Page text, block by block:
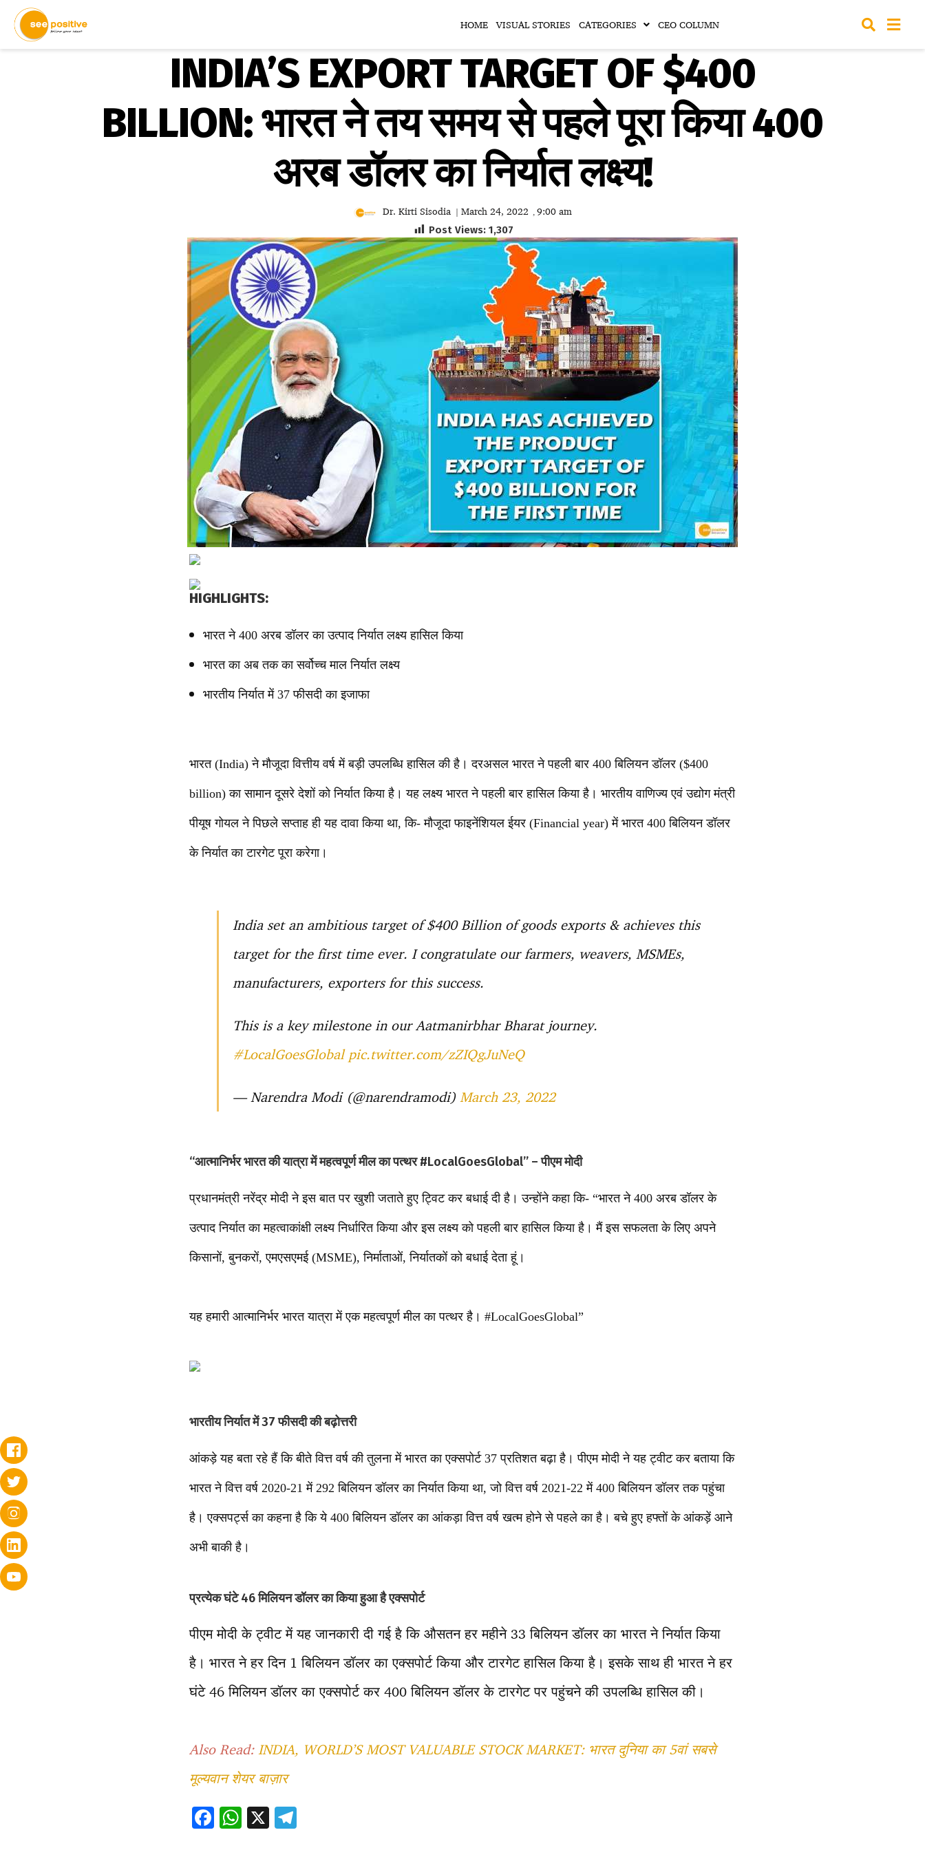
HOME VISUAL STORIES CATEGORIES CEO COLUMN
INDIA’S EXPORT TARGET OF $400
BILLION: भारत ने तय समय से पहले पूरा किया 400
अरब डॉलर का निर्यात लक्ष्य!
Dr. Kirti Sisodia | March 24, 2022 , 9:00 am
Post Views: 1,307
HIGHLIGHTS:
भारत ने 400 अरब डॉलर का उत्पाद निर्यात लक्ष्य हासिल किया
भारत का अब तक का सर्वोच्च माल निर्यात लक्ष्य
भारतीय निर्यात में 37 फीसदी का इजाफा
भारत (India) ने मौजूदा वित्तीय वर्ष में बड़ी उपलब्धि हासिल की है। दरअसल भारत ने पहली बार 400 बिलियन डॉलर ($400
billion) का सामान दूसरे देशों को निर्यात किया है। यह लक्ष्य भारत ने पहली बार हासिल किया है। भारतीय वाणिज्य एवं उद्योग मंत्री
पीयूष गोयल ने पिछले सप्ताह ही यह दावा किया था, कि- मौजूदा फाइनेंशियल ईयर (Financial year) में भारत 400 बिलियन डॉलर
के निर्यात का टारगेट पूरा करेगा।
India set an ambitious target of $400 Billion of goods exports & achieves this
target for the first time ever. I congratulate our farmers, weavers, MSMEs,
manufacturers, exporters for this success.
This is a key milestone in our Aatmanirbhar Bharat journey.
#LocalGoesGlobal pic.twitter.com/zZIQgJuNeQ
— Narendra Modi (@narendramodi) March 23, 2022
“आत्मानिर्भर भारत की यात्रा में महत्वपूर्ण मील का पत्थर #LocalGoesGlobal” – पीएम मोदी
प्रधानमंत्री नरेंद्र मोदी ने इस बात पर खुशी जताते हुए ट्विट कर बधाई दी है। उन्होंने कहा कि- “भारत ने 400 अरब डॉलर के
उत्पाद निर्यात का महत्वाकांक्षी लक्ष्य निर्धारित किया और इस लक्ष्य को पहली बार हासिल किया है। मैं इस सफलता के लिए अपने
किसानों, बुनकरों, एमएसएमई (MSME), निर्माताओं, निर्यातकों को बधाई देता हूं।
यह हमारी आत्मानिर्भर भारत यात्रा में एक महत्वपूर्ण मील का पत्थर है। #LocalGoesGlobal”
भारतीय निर्यात में 37 फीसदी की बढ़ोत्तरी
आंकड़े यह बता रहे हैं कि बीते वित्त वर्ष की तुलना में भारत का एक्सपोर्ट 37 प्रतिशत बढ़ा है। पीएम मोदी ने यह ट्वीट कर बताया कि
भारत ने वित्त वर्ष 2020-21 में 292 बिलियन डॉलर का निर्यात किया था, जो वित्त वर्ष 2021-22 में 400 बिलियन डॉलर तक पहुंचा
है। एक्सपर्ट्स का कहना है कि ये 400 बिलियन डॉलर का आंकड़ा वित्त वर्ष खत्म होने से पहले का है। बचे हुए हफ्तों के आंकड़ें आने
अभी बाकी है।
प्रत्येक घंटे 46 मिलियन डॉलर का किया हुआ है एक्सपोर्ट
पीएम मोदी के ट्वीट में यह जानकारी दी गई है कि औसतन हर महीने 33 बिलियन डॉलर का भारत ने निर्यात किया
है। भारत ने हर दिन 1 बिलियन डॉलर का एक्सपोर्ट किया और टारगेट हासिल किया है। इसके साथ ही भारत ने हर
घंटे 46 मिलियन डॉलर का एक्सपोर्ट कर 400 बिलियन डॉलर के टारगेट पर पहुंचने की उपलब्धि हासिल की।
Also Read:INDIA, WORLD’S MOST VALUABLE STOCK MARKET: भारत दुनिया का 5वां सबसे
मूल्यवान शेयर बाज़ार
F W X T